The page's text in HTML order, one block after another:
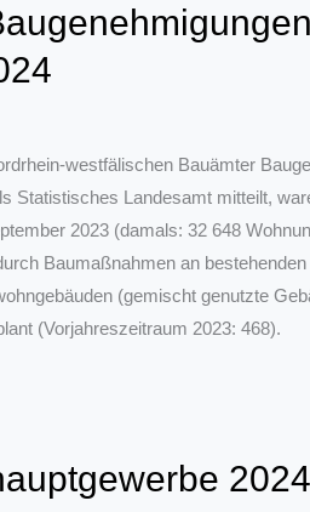
westfälischen Bauämter
Statistisches Landesamt mitteilt,
2023 (damals: 32 648
Baumaßnahmen an
(gemischt genutzte
(Vorjahreszeitraum 2023: 468).